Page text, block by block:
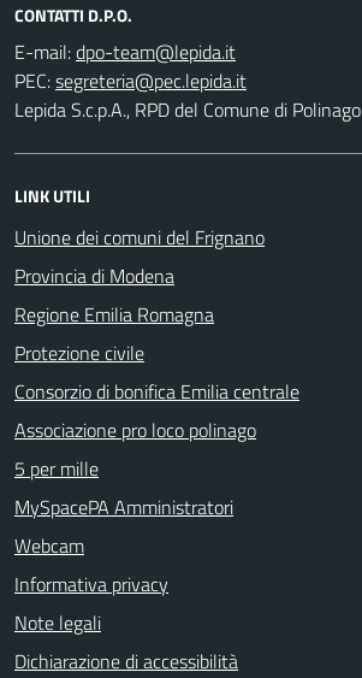
CONTATTI D.P.O.
E-mail:
PEC:
Lepida S.c.p.A., RPD del Comune di Polinago
LINK UTILI
Unione dei comuni del Frignano
Provincia di Modena
Regione Emilia Romagna
Protezione civile
Consorzio di bonifica Emilia centrale
Associazione pro loco polinago
5 per mille
MySpacePA Amministratori
Webcam
Informativa privacy
Note legali
Dichiarazione di accessibilità